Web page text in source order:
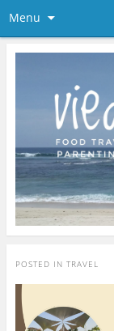
Menu
POSTED IN TRAVEL